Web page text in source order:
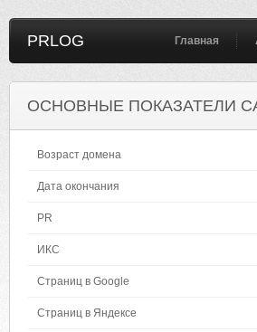
PRLOG Главная
ОСНОВНЫЕ ПОКАЗАТЕЛИ
Возраст домена
Дата окончания
PR
ИКС
Страниц в Google
Страниц в Яндексе